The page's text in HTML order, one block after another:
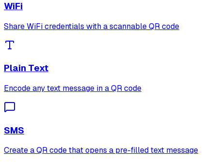
WiFi
Share WiFi credentials with a scannable QR code
Plain Text
Encode any text message in a QR code
SMS
Create a QR code that opens a pre-filled text message